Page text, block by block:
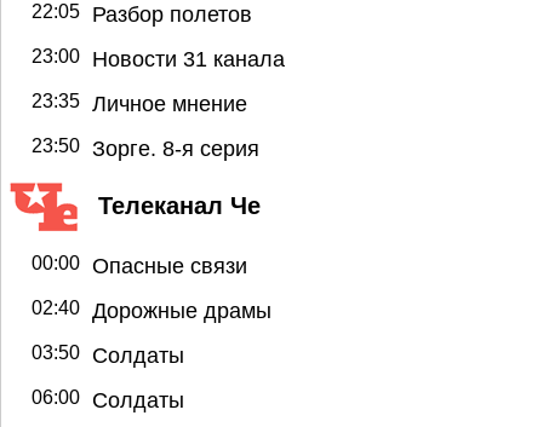
22:05 Разбор полетов
23:00 Новости 31 канала
23:35 Личное мнение
23:50 Зорге. 8-я серия
Телеканал Че
00:00 Опасные связи
02:40 Дорожные драмы
03:50 Солдаты
06:00 Солдаты